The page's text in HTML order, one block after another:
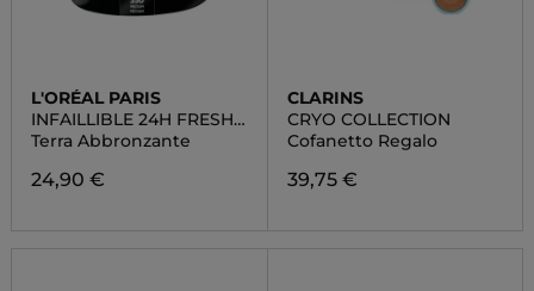
L'ORÉAL PARIS
INFAILLIBLE 24H FRESH
WEAR BRONZER
Terra Abbronzante
24,90 €
CLARINS
CRYO COLLECTION
Cofanetto Regalo
39,75 €